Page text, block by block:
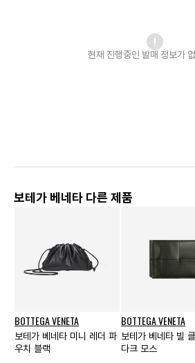
현재 진행중인 발매 정보가
보테가 베네타 다른 제품
BOTTEGA VENETA
보테가 베네타 미니 레더 파
우치 블랙
BOTTEGA VENETA
보테가 베네타 빌
다크 모스